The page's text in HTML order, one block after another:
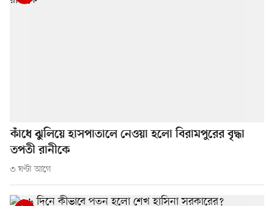
কাঁধে ঝুলিয়ে হাসপাতালে নেওয়া হলো বিরামপুরের বৃদ্ধা
তপতী রানীকে
৩ ঘণ্টা আগে